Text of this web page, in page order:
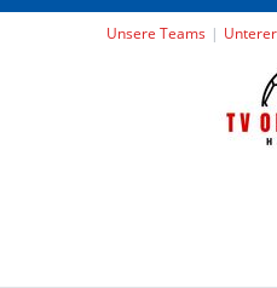
Unsere Teams